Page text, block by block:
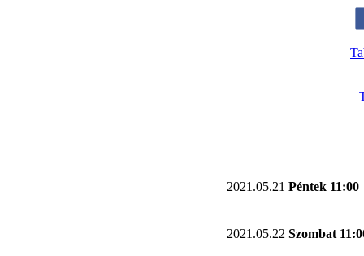
2021.05.21 Péntek 11:00
2021.05.22 Szombat